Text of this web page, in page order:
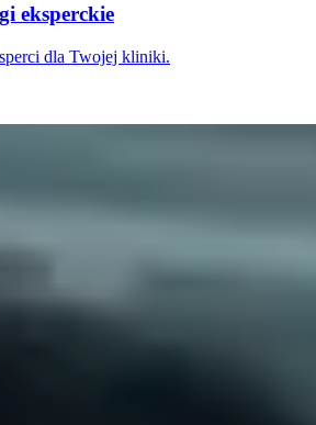
eksperckie
dla Twojej kliniki.